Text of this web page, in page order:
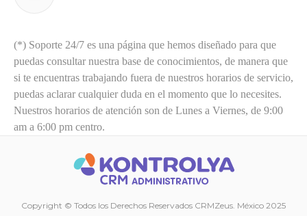
(*) Soporte 24/7 es una página que hemos diseñado para que
puedas consultar nuestra base de conocimientos, de manera que
si te encuentras trabajando fuera de nuestros horarios de servicio,
puedas aclarar cualquier duda en el momento que lo necesites.
Nuestros horarios de atención son de Lunes a Viernes, de 9:00
am a 6:00 pm centro.
Copyright © Todos los Derechos Reservados CRMZeus. México 2025